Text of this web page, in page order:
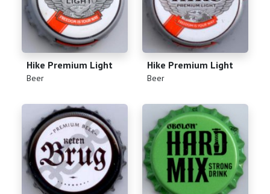
Hike Premium Light
(Beer)
Hike Premium Light
(Beer)